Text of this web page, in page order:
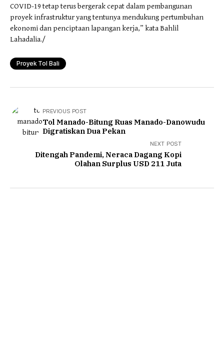
COVID-19 tetap terus bergerak cepat dalam pembangunan
proyek infrastruktur yang tentunya mendukung pertumbuhan
ekonomi dan penciptaan lapangan kerja,” kata Bahlil
Lahadalia./
Proyek Tol Bali
PREVIOUS POST
Tol Manado-Bitung Ruas Manado-Danowudu
Digratiskan Dua Pekan
NEXT POST
Ditengah Pandemi, Neraca Dagang Kopi
Olahan Surplus USD 211 Juta